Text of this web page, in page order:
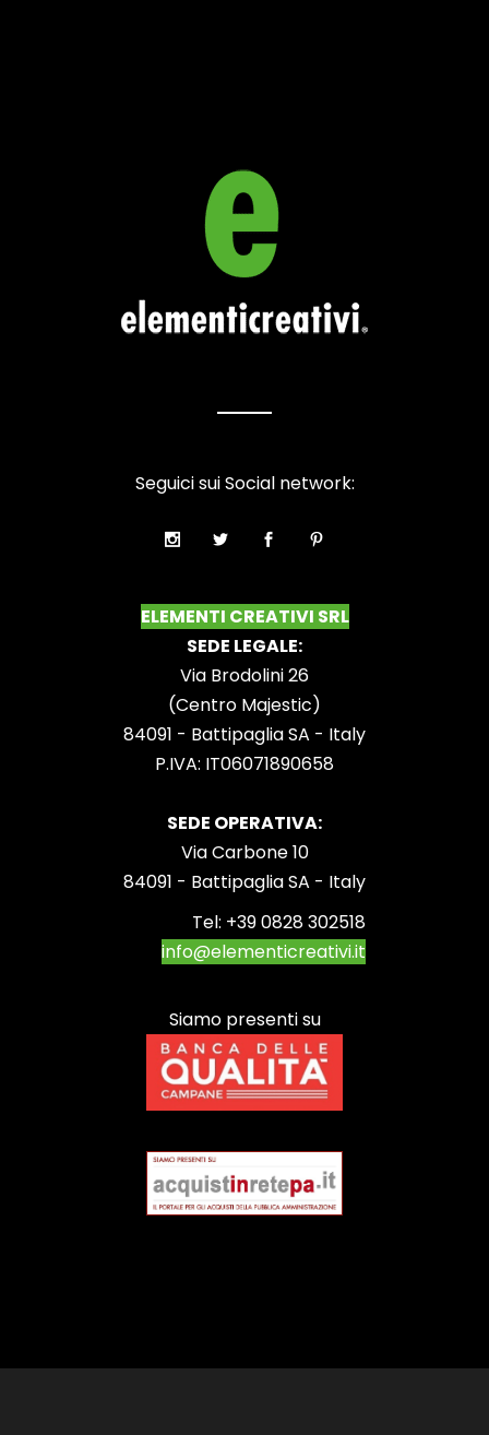
ELEMENTI CREATIVI SRL
SEDE LEGALE:
Via Brodolini 26
(Centro Majestic)
84091 - Battipaglia SA - Italy
P.IVA: IT06071890658
SEDE OPERATIVA:
Via Carbone 10
84091 - Battipaglia SA - Italy
Tel: +39 0828 302518
info@elementicreativi.it
Seguici sui Social network:
Siamo presenti su